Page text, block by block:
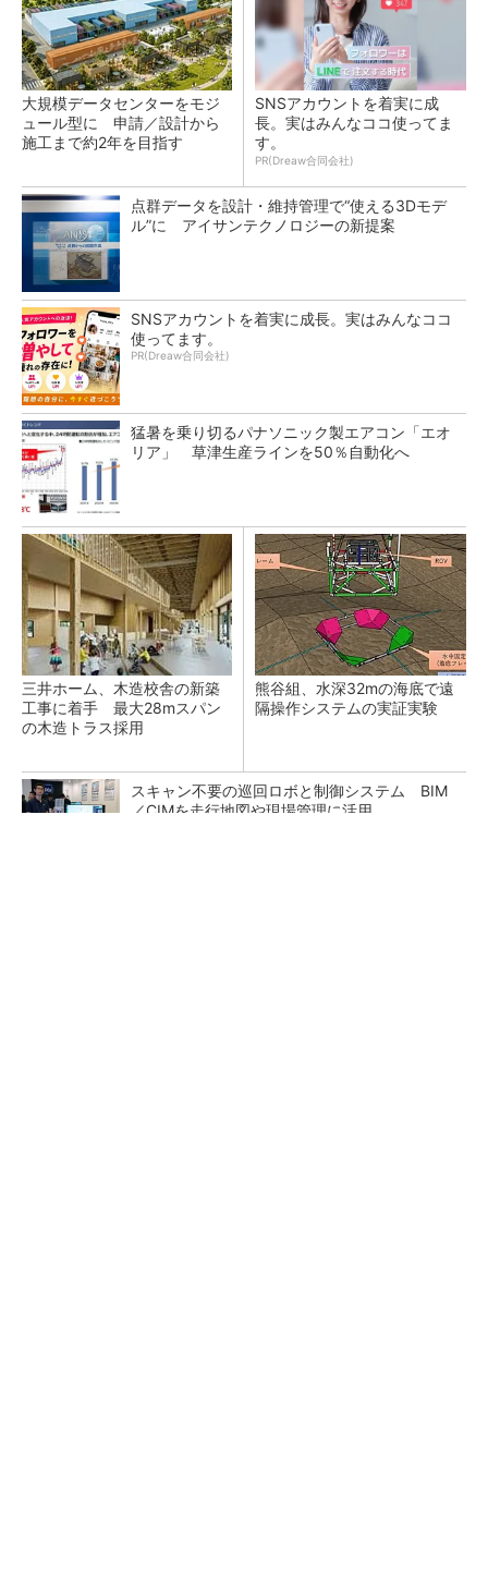
大規模データセンターをモジ
ュール型に 申請／設計から
施工まで約2年を目指す
SNSアカウントを着実に成
長。実はみんなココ使ってま
す。
PR(Dreaw合同会社)
点群データを設計・維持管理で“使える3Dモデ
ル”に アイサンテクノロジーの新提案
SNSアカウントを着実に成長。実はみんなココ
使ってます。
PR(Dreaw合同会社)
猛暑を乗り切るパナソニック製エアコン「エオ
リア」 草津生産ラインを50％自動化へ
三井ホーム、木造校舎の新築
工事に着手 最大28mスパン
の木造トラス採用
熊谷組、水深32mの海底で遠
隔操作システムの実証実験
スキャン不要の巡回ロボと制御システム BIM
／CIMを走行地図や現場管理に活用